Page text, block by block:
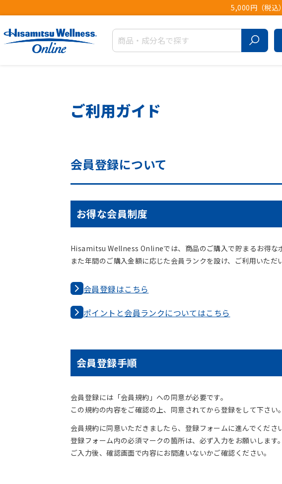
5,000円（税込
ご利用ガイド
会員登録について
お得な会員制度
Hisamitsu Wellness Onlineでは、商品のご購入で貯まるお得な
また年間のご購入金額に応じた会員ランクを設け、ご利用いた
会員登録はこちら
ポイントと会員ランクについてはこちら
会員登録手順
会員登録には「会員規約」への同意が必要です。
この規約の内容をご確認の上、同意されてから登録をして下さい。
会員規約に同意いただきましたら、登録フォームに進んでくださ
登録フォーム内の必須マークの箇所は、必ず入力をお願いします。
ご入力後、確認画面で内容にお間違いないかご確認ください。